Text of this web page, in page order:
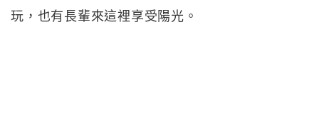
玩，也有長輩來這裡享受陽光。